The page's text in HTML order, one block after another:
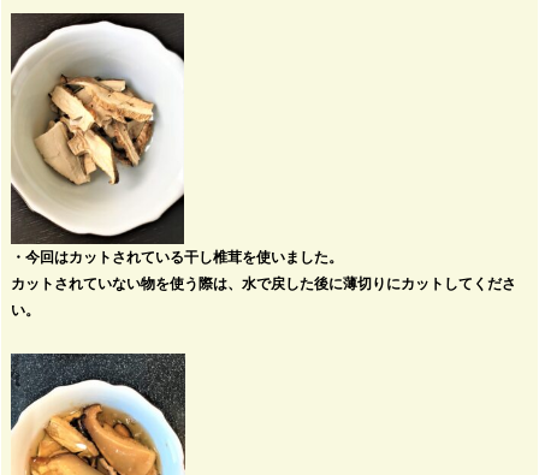
・今回はカットされている干し椎茸を使いました。
カットされていない物を使う際は、水で戻した後に薄切りにカットしてくださ
い。